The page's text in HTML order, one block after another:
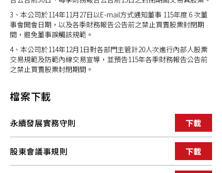
智慧財產管理計畫
RoHS環境保護
3、本公司於114年11月27日以E-mail方式通知董事 115年度 6 次董
事會開會日期，以及各季財務報告公告前之禁止買賣股票封閉期
間，避免董事誤觸該規範。
4、本公司於114年12月1日對各部門主管計20人次進行內部人股票
交易規範及防範內線交易宣導，並預告115年各季財務報告公告前
之禁止買賣股票封閉期間。
檔案下載
永續發展實務守則 下載
股東會議事規則 下載